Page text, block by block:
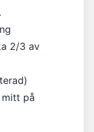
2/3 av
mitt på